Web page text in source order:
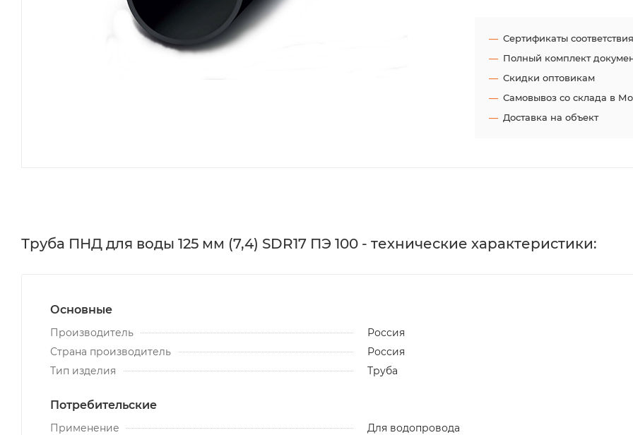
Сертификаты соответствия
Полный комплект
Скидки оптовикам
Самовывоз со склада в
Доставка на объект
Труба ПНД для воды 125 мм (7,4) SDR17 ПЭ 100 - технические характеристики:
Основные
Производитель
Россия
Страна производитель
Россия
Тип изделия
Труба
Потребительские
Применение
Для водопровода